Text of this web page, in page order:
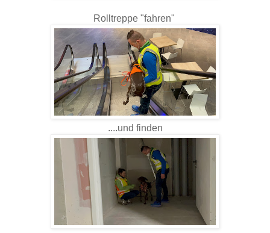
Rolltreppe "fahren"
....und finden